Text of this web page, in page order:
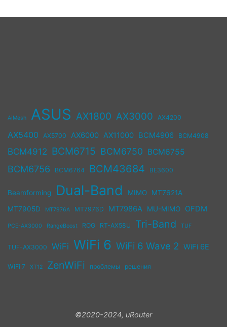
AiMesh ASUS AX1800 AX3000 AX4200
AX5400 AX5700 AX6000 AX11000 BCM4906 BCM4908
BCM4912 BCM6715 BCM6750 BCM6755
BCM6756 BCM6764 BCM43684 BE3600
Beamforming Dual-Band MIMO
MT7621A
MT7905D
MT7976A MT7976D MT7986A MU-MIMO OFDM
PCE-AX3000 RangeBoost ROG RT-AX58U Tri-Band TUF
TUF-AX3000 WiFi WiFi 6 WiFi 6 Wave 2 WiFi 6E
WiFi 7 XT12 ZenWiFi проблемы решения
©2020-2024, uRouter